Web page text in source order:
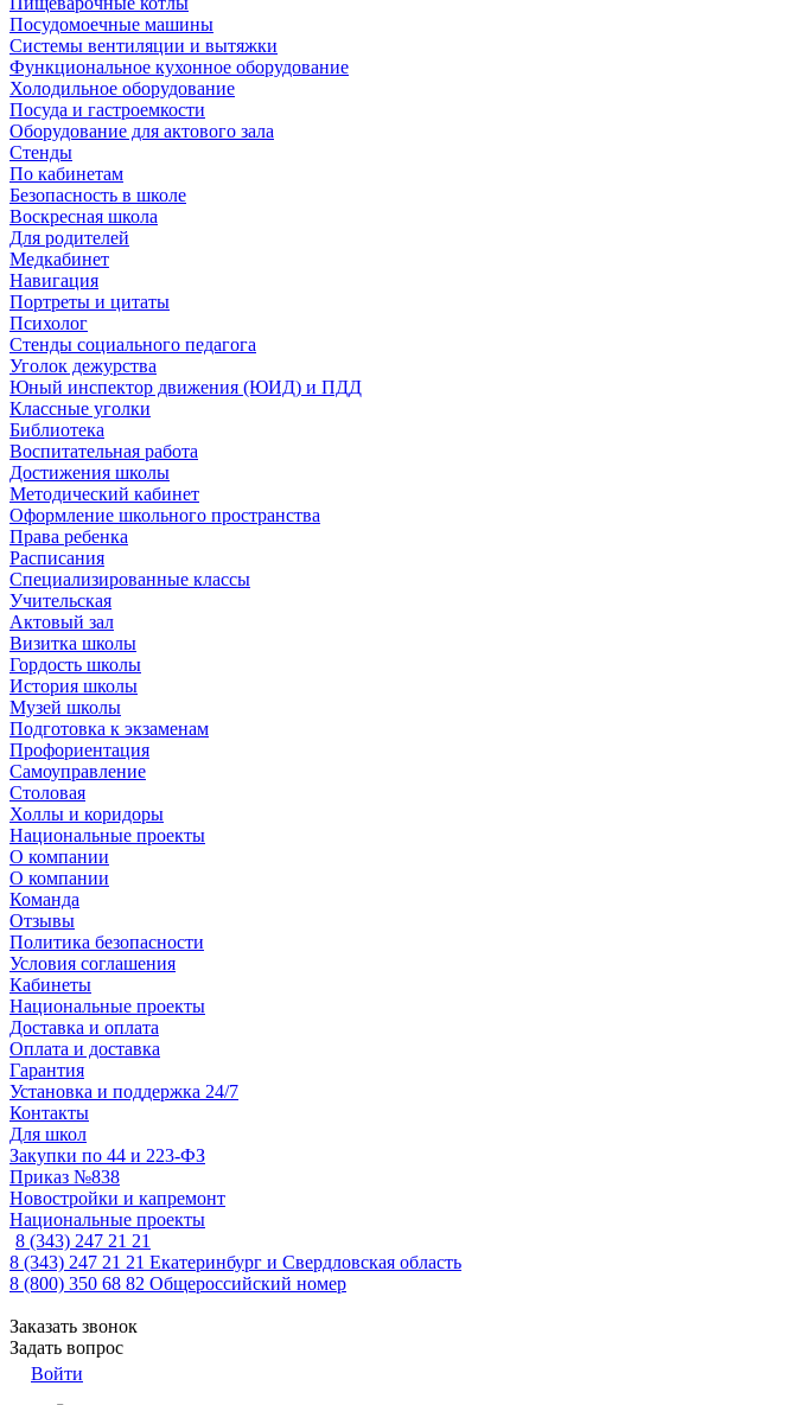
Посудомоечные машины
Системы вентиляции и вытяжки
Функциональное кухонное оборудование
Холодильное оборудование
Посуда и гастроемкости
Оборудование для актового зала
Стенды
По кабинетам
Безопасность в школе
Воскресная школа
Для родителей
Медкабинет
Навигация
Портреты и цитаты
Психолог
Стенды социального педагога
Уголок дежурства
Юный инспектор движения (ЮИД) и ПДД
Классные уголки
Библиотека
Воспитательная работа
Достижения школы
Методический кабинет
Оформление школьного пространства
Права ребенка
Расписания
Специализированные классы
Учительская
Актовый зал
Визитка школы
Гордость школы
История школы
Музей школы
Подготовка к экзаменам
Профориентация
Самоуправление
Столовая
Холлы и коридоры
Национальные проекты
О компании
О компании
Команда
Отзывы
Политика безопасности
Условия соглашения
Кабинеты
Национальные проекты
Доставка и оплата
Оплата и доставка
Гарантия
Установка и поддержка 24/7
Контакты
Для школ
Закупки по 44 и 223-ФЗ
Приказ №838
Новостройки и капремонт
Национальные проекты
8 (343) 247 21 21
8 (343) 247 21 21 Екатеринбург и Свердловская область
8 (800) 350 68 82 Общероссийский номер
Заказать звонок
Задать вопрос
Войти